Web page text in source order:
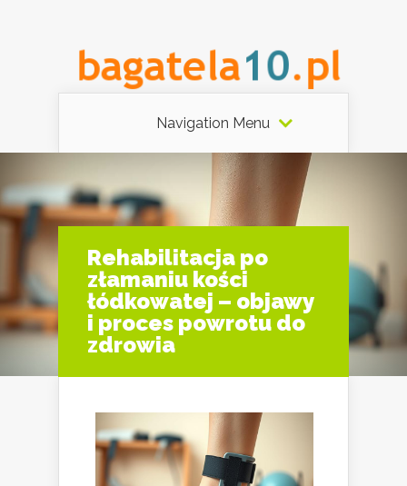
Navigation Menu
Rehabilitacja po
złamaniu kości
łódkowatej – objawy
i proces powrotu do
zdrowia